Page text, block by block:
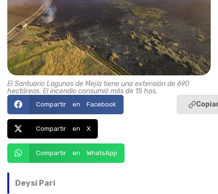
El Santuario Lagunas de Mejía tiene una extensión de 690
hectáreas. El incendio consumió más de 15 has.
Compartir en Facebook
Compartir en X
Compartir en WhatsApp
Deysi Pari